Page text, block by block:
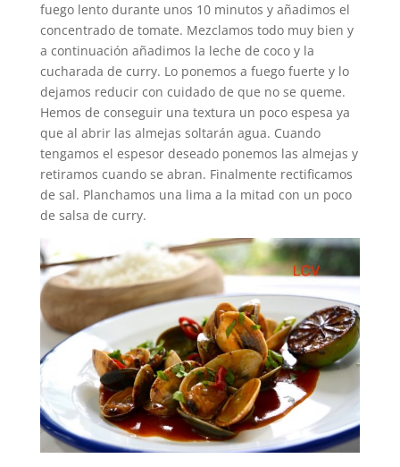
fuego lento durante unos 10 minutos y añadimos el
concentrado de tomate. Mezclamos todo muy bien y
a continuación añadimos la leche de coco y la
cucharada de curry. Lo ponemos a fuego fuerte y lo
dejamos reducir con cuidado de que no se queme.
Hemos de conseguir una textura un poco espesa ya
que al abrir las almejas soltarán agua. Cuando
tengamos el espesor deseado ponemos las almejas y
retiramos cuando se abran. Finalmente rectificamos
de sal. Planchamos una lima a la mitad con un poco
de salsa de curry.